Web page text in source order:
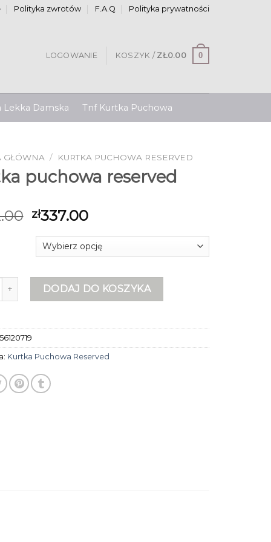
Polityka zwrotów F.A.Q Polityka prywatności
LOGOWANIE KOSZYK / ZŁ0.00 0
Lekka Damska Tnf Kurtka Puchowa
GŁÓWNA / KURTKA PUCHOWA RESERVED
puchowa reserved
zł337.00
puchowa reserved
DODAJ DO KOSZYKA
Kurtka Puchowa Reserved